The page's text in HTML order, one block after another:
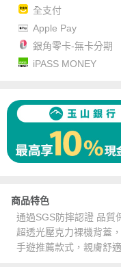
全支付
Apple Pay
銀角零卡-無卡分期
iPASS MONEY
商品特色
通過SGS防摔認證 品質
超透光壓克力裸機背蓋
手遊推薦款式，親膚舒適